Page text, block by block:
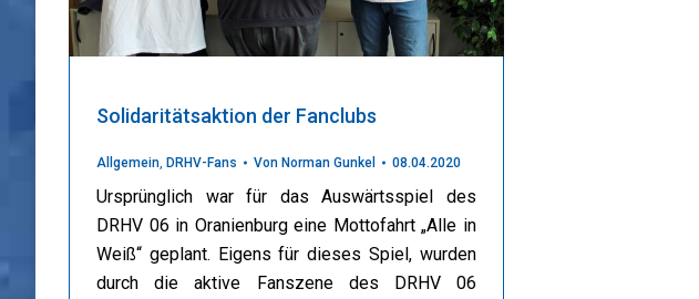
Solidaritätsaktion der Fanclubs
Allgemein, DRHV-Fans Von Norman Gunkel 08.04.2020
Ursprünglich war für das Auswärtsspiel des
DRHV 06 in Oranienburg eine Mottofahrt „Alle in
Weiß“ geplant. Eigens für dieses Spiel, wurden
durch die aktive Fanszene des DRHV 06